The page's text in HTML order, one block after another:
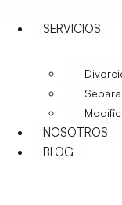
SERVICIOS
NOSOTROS
BLOG